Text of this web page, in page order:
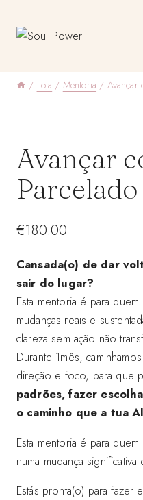
content
/ Loja / Mentoria / Avançar
Avançar
€180.00
Cansada(o) de dar
sair do lugar?
Esta mentoria é para
mudanças reais e
clareza sem ação não
Durante 1mês,
direção e foco, para que
padrões, fazer
o caminho que a tua
Esta mentoria é para
numa mudança
Estás pronta(o) para fazer